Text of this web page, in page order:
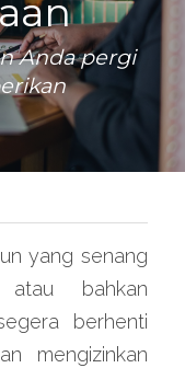
Anda pergi
yang senang
atau bahkan
berhenti
mengizinkan